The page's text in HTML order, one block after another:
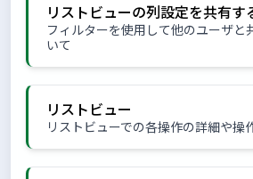
リストビューの列設定を共有す
フィルターを使用して他のユーザと
いて
リストビュー
リストビューでの各操作の詳細や操